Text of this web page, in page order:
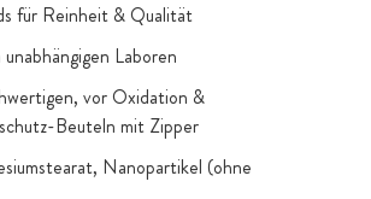
für Reinheit & Qualität
Laboren
vor Oxidation &
Beuteln mit Zipper
Nanopartikel (ohne